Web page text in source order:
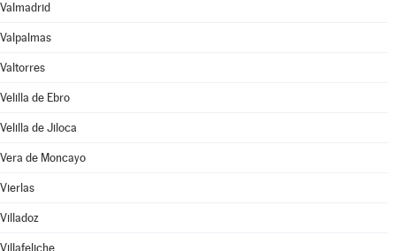
Valmadrid
Valpalmas
Valtorres
Velilla de Ebro
Velilla de Jiloca
Vera de Moncayo
Vierlas
Villadoz
Villafeliche